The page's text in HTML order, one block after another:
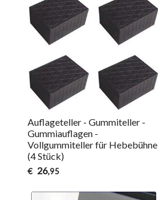
Auflageteller - Gummiteller -
Gummiauflagen -
Vollgummiteller für Hebebühne
(4 Stück)
€ 26,95